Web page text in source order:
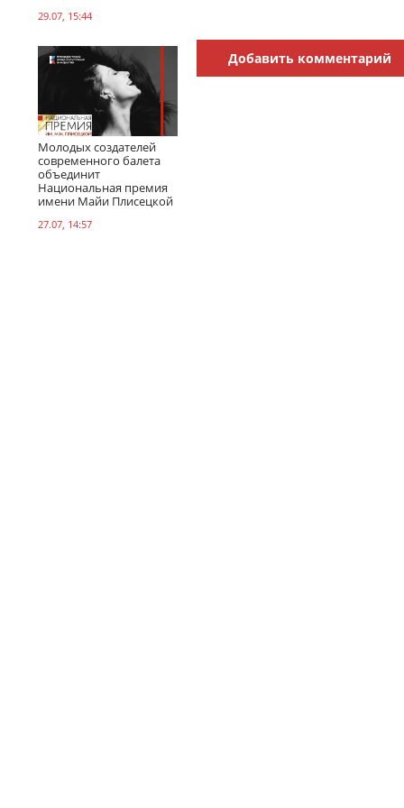
29.07, 15:44
Молодых создателей
современного балета
объединит
Национальная премия
имени Майи Плисецкой
27.07, 14:57
Добавить комментарий